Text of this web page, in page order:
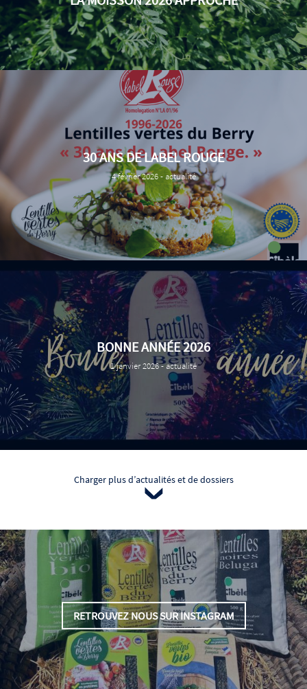
30 ANS DE LABEL ROUGE
Date 4 février 2026 - actualité
BONNE ANNÉE 2026
Date 1 janvier 2026 - actualité
Charger plus d’actualités et de dossiers
RETROUVEZ NOUS SUR INSTAGRAM